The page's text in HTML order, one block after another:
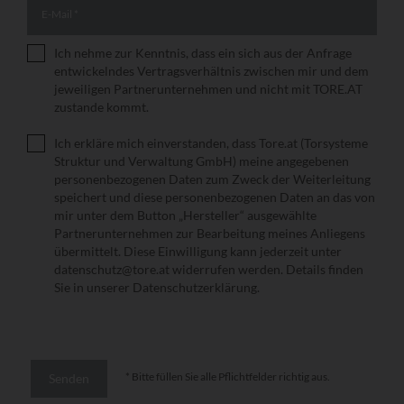
Vertragsverhältnis *
Ich nehme zur Kenntnis, dass ein sich aus der Anfrage
entwickelndes Vertragsverhältnis zwischen mir und dem
jeweiligen Partnerunternehmen und nicht mit TORE.AT
zustande kommt.
Datenschutzerklärung*
Ich erkläre mich einverstanden, dass Tore.at (Torsysteme
Struktur und Verwaltung GmbH) meine angegebenen
personenbezogenen Daten zum Zweck der Weiterleitung
speichert und diese personenbezogenen Daten an das von
mir unter dem Button „Hersteller“ ausgewählte
Partnerunternehmen zur Bearbeitung meines Anliegens
übermittelt. Diese Einwilligung kann jederzeit unter
datenschutz@tore.at widerrufen werden. Details finden
Sie in unserer Datenschutzerklärung
* Bitte füllen Sie alle Pflichtfelder richtig aus.